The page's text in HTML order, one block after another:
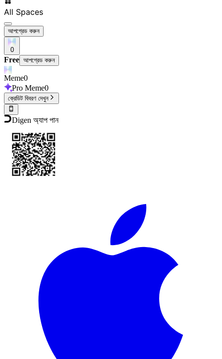
All Spaces
আপগ্রেড করুন
0
Free আপগ্রেড করুন
Meme0
Pro Meme0
ক্রেডিট বিবরণ দেখুন
Digen অ্যাপ পান